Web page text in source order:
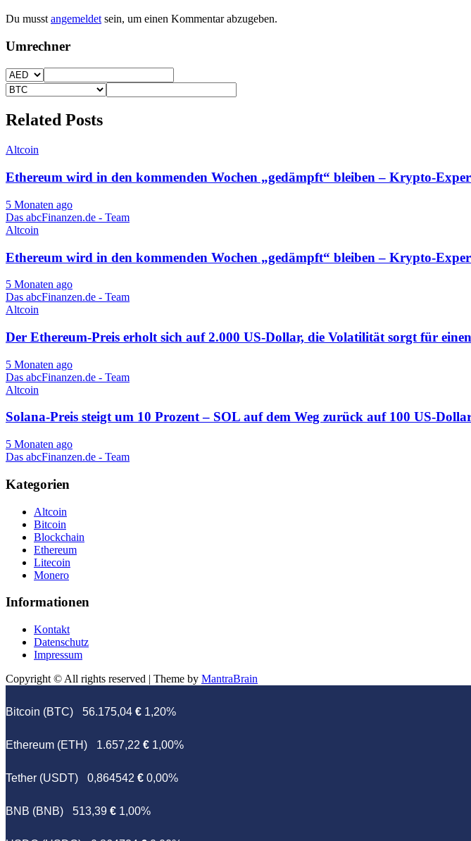
Du musst angemeldet sein, um einen Kommentar abzugeben.
Umrechner
Related Posts
Altcoin
Ethereum wird in den kommenden Wochen „gedämpft“ bleiben – Krypto-
5 Monaten ago
Das abcFinanzen.de - Team
Altcoin
Ethereum wird in den kommenden Wochen „gedämpft“ bleiben – Krypto-
5 Monaten ago
Das abcFinanzen.de - Team
Altcoin
Der Ethereum-Preis erholt sich auf 2.000 US-Dollar, die Volatilität sorgt für
5 Monaten ago
Das abcFinanzen.de - Team
Altcoin
Solana-Preis steigt um 10 Prozent – ​​​​​​SOL auf dem Weg zurück auf 100 US-
5 Monaten ago
Das abcFinanzen.de - Team
Kategorien
Altcoin
Bitcoin
Blockchain
Ethereum
Litecoin
Monero
Informationen
Kontakt
Datenschutz
Impressum
Copyright © All rights reserved | Theme by MantraBrain
Bitcoin (BTC) 56.175,04 € 1,20%
Ethereum (ETH) 1.657,22 € 1,00%
Tether (USDT) 0,864542 € 0,00%
BNB (BNB) 513,39 € 1,00%